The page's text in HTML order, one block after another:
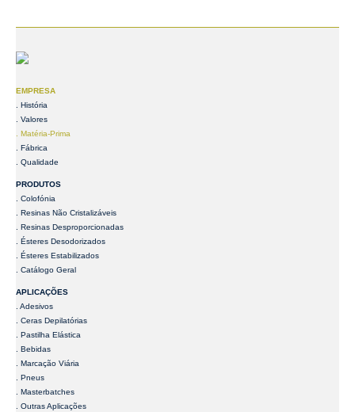
EMPRESA
. História
. Valores
. Matéria-Prima
. Fábrica
. Qualidade
PRODUTOS
. Colofónia
. Resinas Não Cristalizáveis
. Resinas Desproporcionadas
. Ésteres Desodorizados
. Ésteres Estabilizados
. Catálogo Geral
APLICAÇÕES
. Adesivos
. Ceras Depilatórias
. Pastilha Elástica
. Bebidas
. Marcação Viária
. Pneus
. Masterbatches
. Outras Aplicações